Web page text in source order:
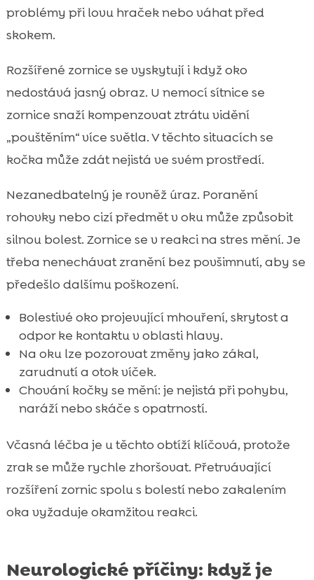
problémy při lovu hraček nebo váhat před
skokem.
Rozšířené zornice se vyskytují i když oko
nedostává jasný obraz. U nemocí sítnice se
zornice snaží kompenzovat ztrátu vidění
„pouštěním“ více světla. V těchto situacích se
kočka může zdát nejistá ve svém prostředí.
Nezanedbatelný je rovněž úraz. Poranění
rohovky nebo cizí předmět v oku může způsobit
silnou bolest. Zornice se v reakci na stres mění. Je
třeba nenechávat zranění bez povšimnutí, aby se
předešlo dalšímu poškození.
Bolestivé oko projevující mhouření, skrytost a
odpor ke kontaktu v oblasti hlavy.
Na oku lze pozorovat změny jako zákal,
zarudnutí a otok víček.
Chování kočky se mění: je nejistá při pohybu,
naráží nebo skáče s opatrností.
Včasná léčba je u těchto obtíží klíčová, protože
zrak se může rychle zhoršovat. Přetrvávající
rozšíření zornic spolu s bolestí nebo zakalením
oka vyžaduje okamžitou reakci.
Neurologické příčiny: když je